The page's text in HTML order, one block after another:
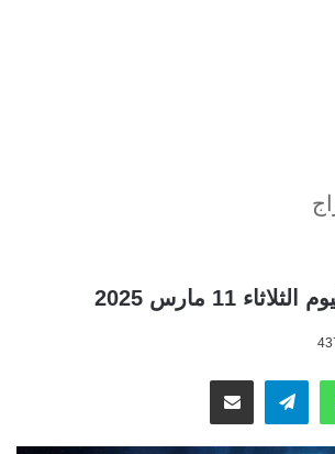
11 مارس 2025
واتسابتيلقراممشاركة عبر البريد